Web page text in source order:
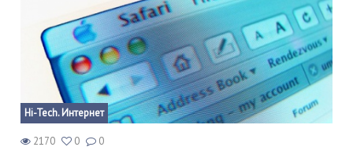
Hi-Tech. Интернет
2170 0 0